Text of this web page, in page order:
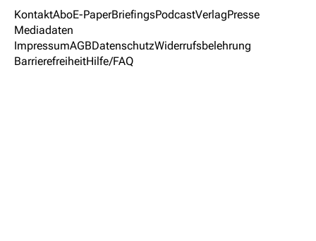
KontaktAboE-PaperBriefingsPodcastVerlagPresse
Mediadaten
ImpressumAGBDatenschutzWiderrufsbelehrung
BarrierefreiheitHilfe/FAQ